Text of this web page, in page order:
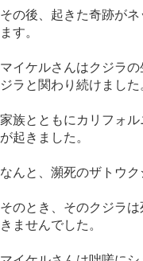
その後、起きた奇跡が
ます。
マイケルさんはクジラ
ジラと関わり続けました。
家族とともにカリフォ
が起きました。
なんと、瀕死のザトウク
そのとき、そのクジラ
きませんでした。